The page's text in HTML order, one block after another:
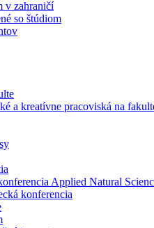
v zahraničí
so štúdiom
a kreatívne pracoviská na
Applied Natural
konferencia